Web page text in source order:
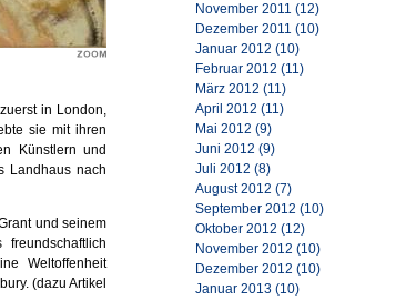
in London,
sie mit ihren
Künstlern und
Landhaus nach
und seinem
Weltoffenheit
(dazu Artikel
November 2011 (12)
Dezember 2011 (10)
Januar 2012 (10)
Februar 2012 (11)
März 2012 (11)
April 2012 (11)
Mai 2012 (9)
Juni 2012 (9)
Juli 2012 (8)
August 2012 (7)
September 2012 (10)
Oktober 2012 (12)
November 2012 (10)
Dezember 2012 (10)
Januar 2013 (10)